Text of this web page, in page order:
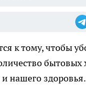
к тому, чтобы
бытовых
нашего